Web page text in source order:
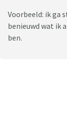
Voorbeeld: ik ga
benieuwd wat ik
ben.